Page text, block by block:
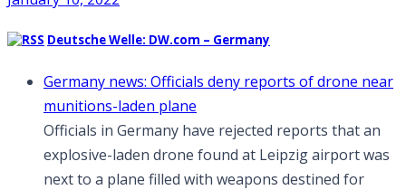
Deutsche Welle: DW.com – Germany
Germany news: Officials deny reports of drone near
munitions-laden plane
Officials in Germany have rejected reports that an
explosive-laden drone found at Leipzig airport was
next to a plane filled with weapons destined for